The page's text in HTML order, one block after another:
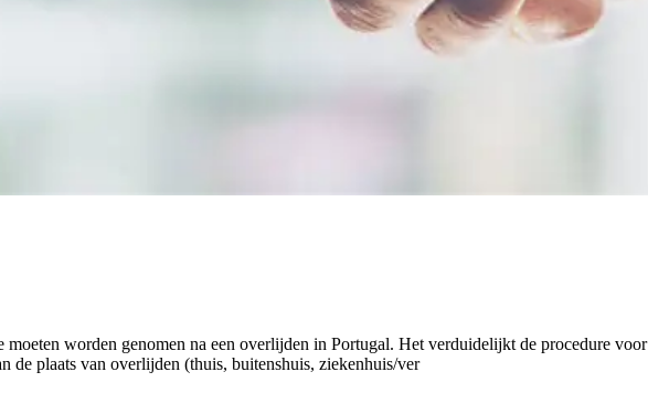
moeten worden genomen na een overlijden in Portugal. Het verduidelijkt de procedure
de plaats van overlijden (thuis, buitenshuis, ziekenhuis/ver